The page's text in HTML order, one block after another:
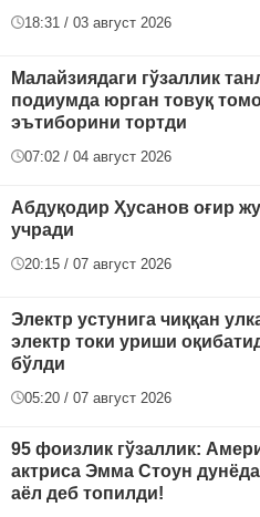
18:31 / 03 август 2026
Малайзиядаги гўзаллик
подиумда юрган товуқ
эътиборини тортди
07:02 / 04 август 2026
Абдуқодир Ҳусанов оғир
учради
20:15 / 07 август 2026
Электр устунига чиққан
электр токи уриши
бўлди
05:20 / 07 август 2026
95 фоизлик гўзаллик:
актриса Эмма Стоун
аёл деб топилди!